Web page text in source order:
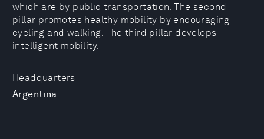
Headquarters
Argentina
which are by public transportation. The second
pillar promotes healthy mobility by encouraging
cycling and walking. The third pillar develops
intelligent mobility.